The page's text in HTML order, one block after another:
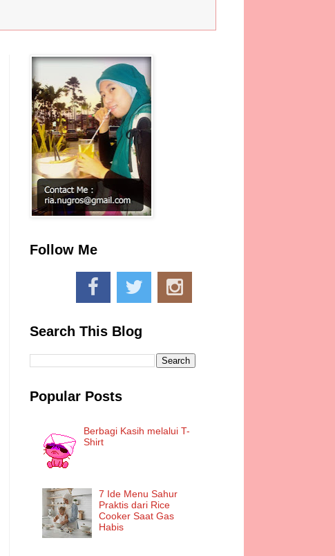
Follow Me
Search This Blog
Popular Posts
Berbagi Kasih melalui T-
Shirt
7 Ide Menu Sahur
Praktis dari Rice
Cooker Saat Gas
Habis